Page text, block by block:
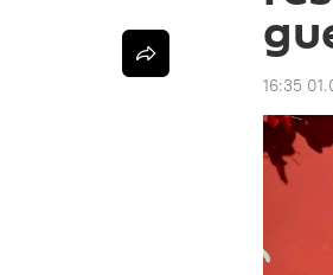
16:35